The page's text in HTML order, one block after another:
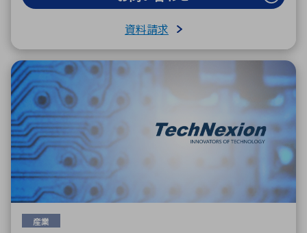
資料請求
産業